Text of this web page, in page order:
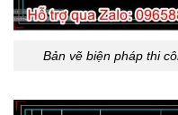
Bản vẽ biện pháp thi